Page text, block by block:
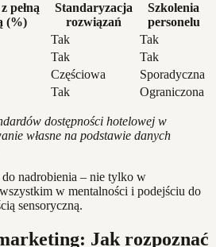
pełną
(%)
Standaryzacja
rozwiązań
Szkolenia
personelu
Tak
Tak
Tak
Tak
Częściowa
Sporadyczna
Tak Ograniczona
dostępności hotelowej w
własne na podstawie danych
nadrobienia – nie tylko w
w mentalności i podejściu do
sensoryczną.
Jak rozpoznać